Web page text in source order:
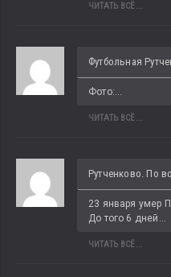
ЧИТАТЬ ВСЁ...
Футбольная
Фото:...
ЧИТАТЬ ВСЁ...
Рутченково. По
23 января умер
До того 6 дней...
ЧИТАТЬ ВСЁ...